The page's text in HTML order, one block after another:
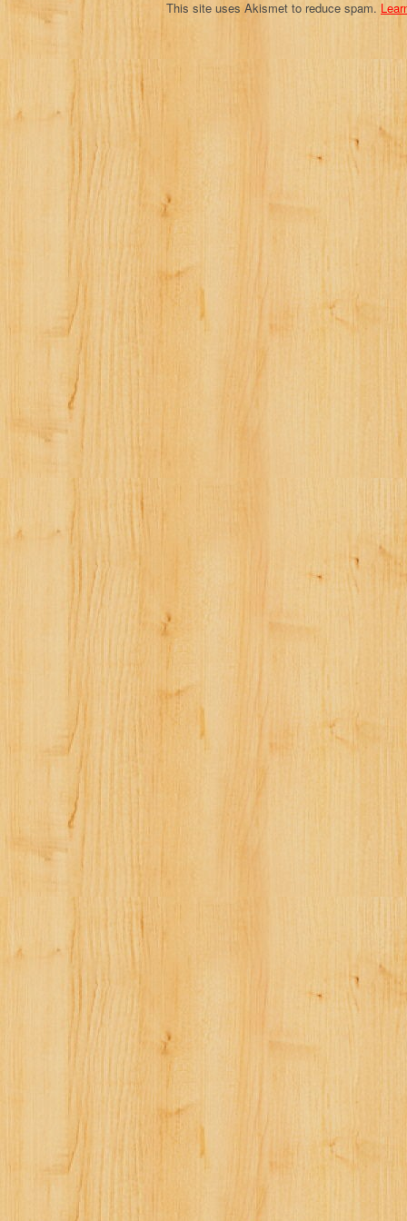
This site uses Akismet to reduce spam.